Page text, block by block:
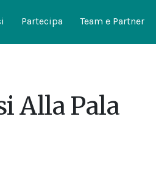
Partecipa Team e Partner
Alla Pala